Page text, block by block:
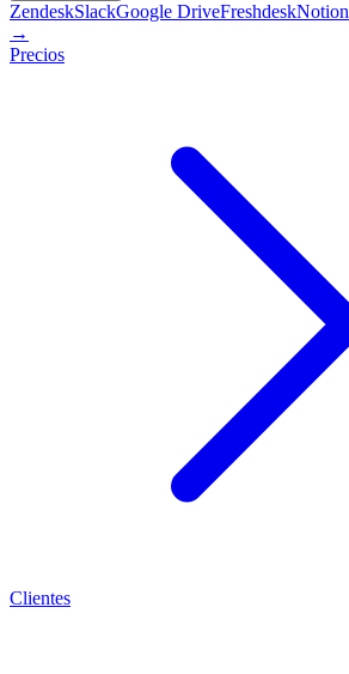
ZendeskSlackGoogle DriveFreshdeskNotion
→
Precios
Clientes